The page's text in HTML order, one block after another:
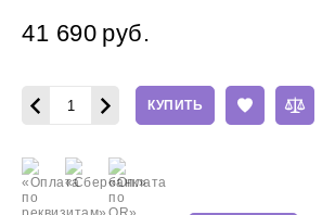
41 690 руб.
КУПИТЬ